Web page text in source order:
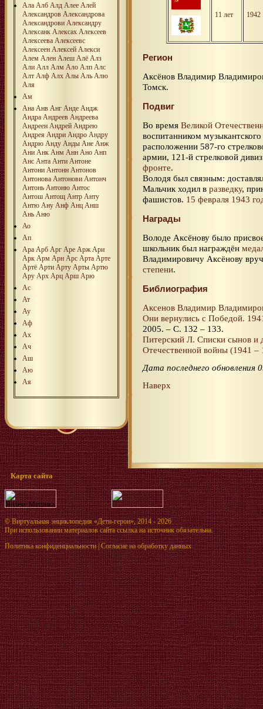
Ала Алб Алд Алее Алей
Александров Александрова
Александрови Александру
Алексанк Алексах Алексеев
Алексеева Алексеевс
Алексеен Алексей Алекси
Алем Ален Алеш Алё Алз
Али Алл Алм Ало Алп Алс
Алт Алф Алх Алы Аль Алю
Аля
Ам
Ана Анв Анг Анде Андж
Андра Андреев Андреева
Андреен Андрей Андрею
Андрея Андри Андро Андру
Андрю Анду Анды Ане Анж
Ани Анк Анм Анн Ано Анп
Анс Анта Анти Антоне
Антони Антонн Антонов
Антонова Антонови Антонч
Антонь Антоню Антос
Антош Антощ Антр Анту
Антю Ану Анф Анц Анш
Ань Аню
Ао
Ап
Ара Арб Арг Аре Арж Ари
Арк Арм Арн Арс Арта Арте
Артё Арти Арту Арты Артю
Ару Арх Арц Арш Арю
Ас
Ат
Ау
Аф
Ах
Ач
Аш
Аю
Ая
11 лет 1942
Регион
Аксёнов Владимир
Томск.
Подвиг
Во время Великой
воспитанником
расположении 587-го
армии, 121-й стрелковой
фронте.
Володя был связным:
Мальчик ходил в разведку,
фашистов. 15 февраля 1943
Награды
Володе Аксёнову было
школьник был награждён
Владимировичу Аксёнову
степени.
Библиография
Аксенов Владимир
Они вернулись с Победой.
2005. – С. 132 – 133.
Питерский Л. Списки сынов и
Отечественной войны (1941 –
Дата последнего обновления
Наверх
Карта сайта
©Виртуальная энциклопедия «Дети-герои», 2014 - 2026
При использовании материалов сайта ссылка на источник обязательна.
Политика конфиденциальности|Согласие на обработку данных